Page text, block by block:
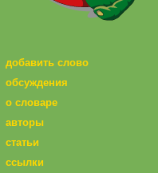
добавить слово
обсуждения
о словаре
авторы
статьи
ссылки